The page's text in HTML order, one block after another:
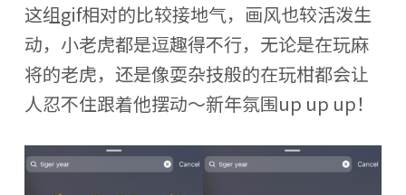
这组gif相对的比较接地气，画风也较活泼生
动，小老虎都是逗趣得不行，无论是在玩麻
将的老虎，还是像耍杂技般的在玩柑都会让
人忍不住跟着他摆动～新年氛围up up up！